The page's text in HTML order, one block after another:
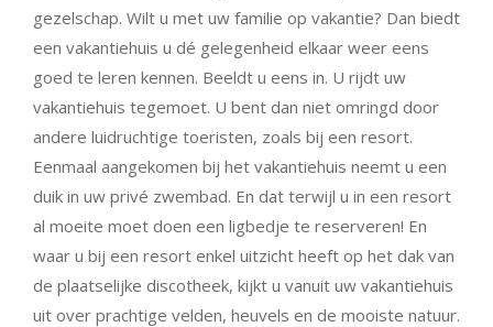
gezelschap. Wilt u met uw familie op vakantie? Dan biedt
een vakantiehuis u dé gelegenheid elkaar weer eens
goed te leren kennen. Beeldt u eens in. U rijdt uw
vakantiehuis tegemoet. U bent dan niet omringd door
andere luidruchtige toeristen, zoals bij een resort.
Eenmaal aangekomen bij het vakantiehuis neemt u een
duik in uw privé zwembad. En dat terwijl u in een resort
al moeite moet doen een ligbedje te reserveren! En
waar u bij een resort enkel uitzicht heeft op het dak van
de plaatselijke discotheek, kijkt u vanuit uw vakantiehuis
uit over prachtige velden, heuvels en de mooiste natuur.